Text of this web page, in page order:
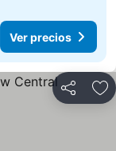
Ver precios
Compartir